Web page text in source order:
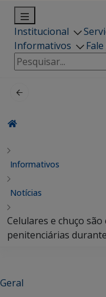
Institucional
Informativos
Pesquisar
por:
Informativos
Notícias
Celulares e chuço
penitenciárias
Geral